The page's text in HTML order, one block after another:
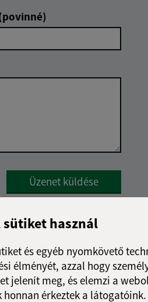
sütiket használ
és egyéb nyomkövető
élményét, azzal hogy
jelenít meg, és elemzi a
érkeztek a látogatóink.
Google reCaptcha Response
Üzenet küldése